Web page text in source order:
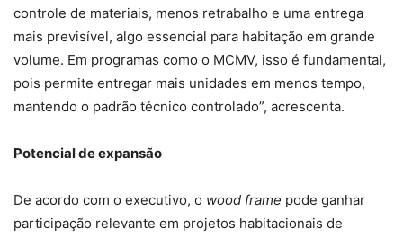
controle de materiais, menos retrabalho e uma entrega
mais previsível, algo essencial para habitação em grande
volume. Em programas como o MCMV, isso é fundamental,
pois permite entregar mais unidades em menos tempo,
mantendo o padrão técnico controlado”, acrescenta.
Potencial de expansão
De acordo com o executivo, o wood frame pode ganhar
participação relevante em projetos habitacionais de